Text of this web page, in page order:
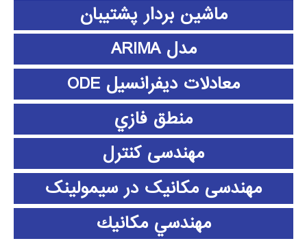
ماشین بردار پشتیبان
مدل ARIMA
معادلات دیفرانسیل ODE
منطق فازي
مهندسی کنترل
مهندسی مکانیک در سیمولینک
مهندسي مكانيك